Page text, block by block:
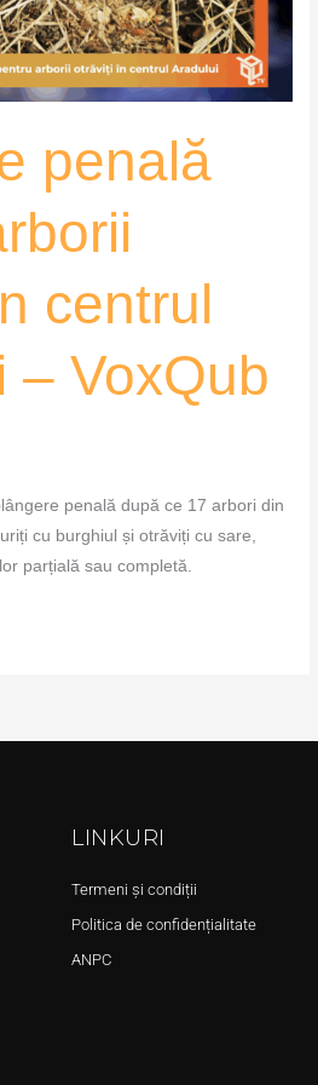
penală
centrul
– VoxQub
penală după ce 17 arbori din
cu burghiul și otrăviți cu sare,
parțială sau completă.
LINKURI
Termeni și condiții
Politica de confidențialitate
ANPC